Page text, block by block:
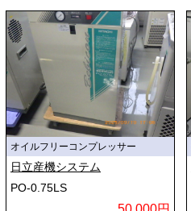
オイルフリーコンプレッサー
日立産機システム
PO-0.75LS